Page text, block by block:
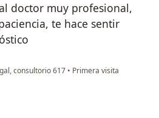
doctor muy profesional,
te hace sentir
consultorio 617 • Primera visita
garcía